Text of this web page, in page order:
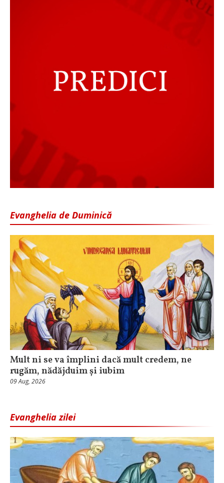
Evanghelia de Duminică
Mult ni se va împlini dacă mult credem, ne
rugăm, nădăjduim și iubim
09 Aug, 2026
Evanghelia zilei